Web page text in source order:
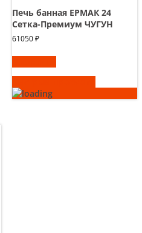
Печь банная ЕРМАК 24
Сетка-Премиум ЧУГУН
61050₽